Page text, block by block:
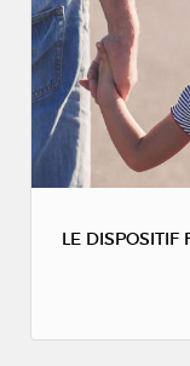
LE DISPOSITIF